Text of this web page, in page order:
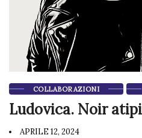
COLLABORAZIONI
Ludovica. Noir
APRILE 12, 2024